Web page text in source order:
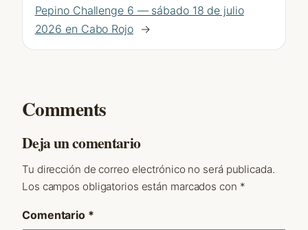
Pepino Challenge 6 — sábado 18 de julio
2026 en Cabo Rojo
→
Comments
Deja un comentario
Tu dirección de correo electrónico no será publicada.
Los campos obligatorios están marcados con *
Comentario *